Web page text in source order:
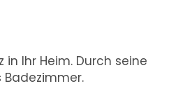
Ihr Heim. Durch seine